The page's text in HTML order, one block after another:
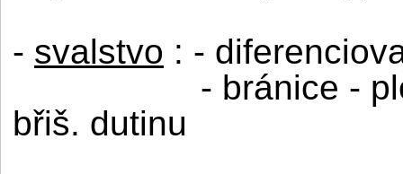
- svalstvo : -
- bránice -
břiš. dutinu